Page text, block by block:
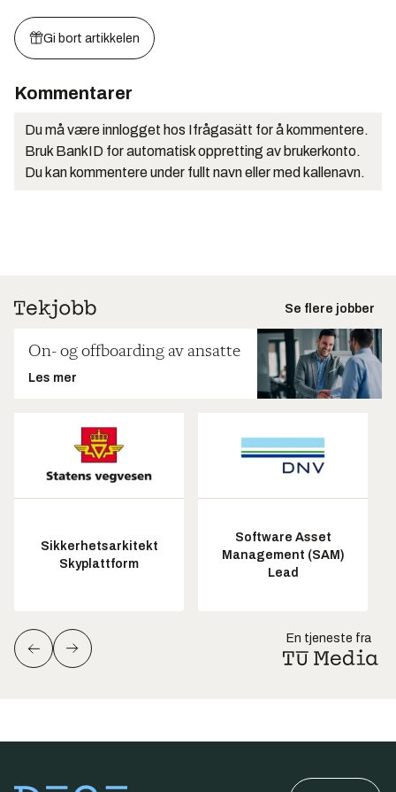
Gi bort artikkelen
Kommentarer
Du må være innlogget hos Ifrågasätt for å kommentere.
Bruk BankID for automatisk oppretting av brukerkonto.
Du kan kommentere under fullt navn eller med kallenavn.
Se flere jobber
On- og offboarding av ansatte
Les mer
Sikkerhetsarkitekt
Skyplattform
Software Asset
Management (SAM)
Lead
En tjeneste fra